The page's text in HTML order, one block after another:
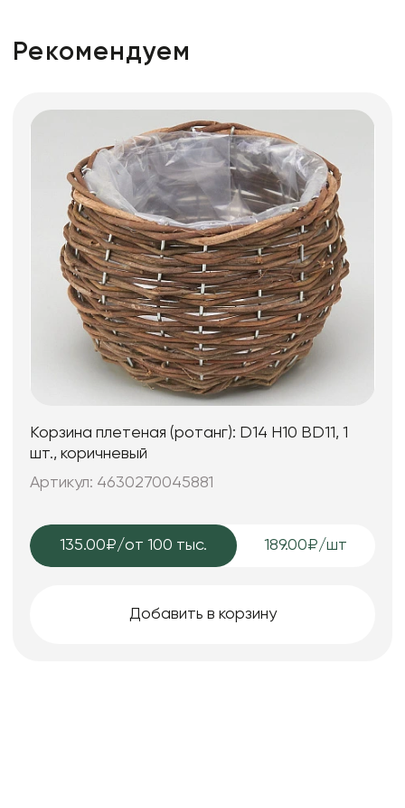
Рекомендуем
Корзина плетеная (ротанг): D14 H10 BD11, 1
шт., коричневый
Артикул: 4630270045881
135.00₽/от 100 тыс. 189.00₽/шт
Добавить в корзину